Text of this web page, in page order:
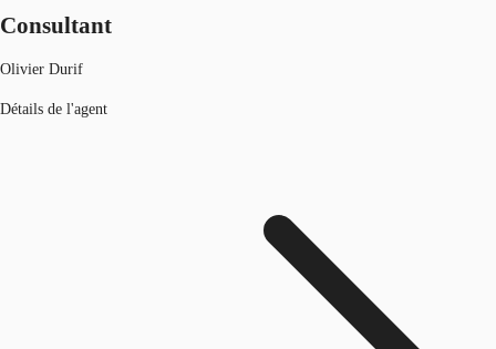
Consultant
Olivier Durif
Détails de l'agent